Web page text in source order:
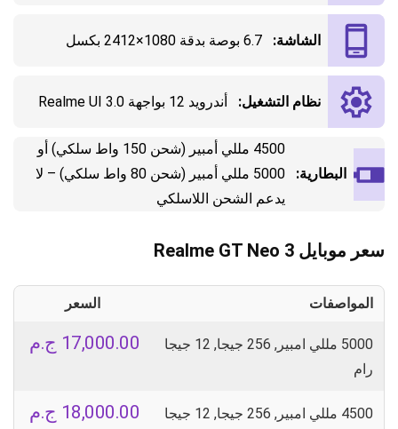
الشاشة: 6.7 بوصة بدقة 1080×2412 بكسل
نظام التشغيل: أندرويد 12 بواجهة Realme UI 3.0
البطارية:
4500 مللي أمبير (شحن 150 واط سلكي) أو
5000 مللي أمبير (شحن 80 واط سلكي) – لا
يدعم الشحن اللاسلكي
سعر موبايل Realme GT Neo 3
المواصفات السعر
5000 مللي امبير, 256 جيجا, 12 جيجا
رام
ج.م 17,000.00
4500 مللي امبير, 256 جيجا, 12 جيجا
ج.م 18,000.00